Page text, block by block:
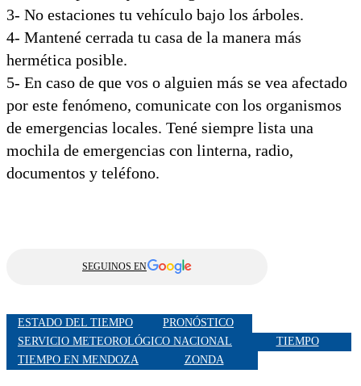
3- No estaciones tu vehículo bajo los árboles.
4- Mantené cerrada tu casa de la manera más
hermética posible.
5- En caso de que vos o alguien más se vea afectado
por este fenómeno, comunicate con los organismos
de emergencias locales. Tené siempre lista una
mochila de emergencias con linterna, radio,
documentos y teléfono.
SEGUINOS EN
ESTADO DEL TIEMPO
PRONÓSTICO
SERVICIO METEOROLÓGICO NACIONAL
TIEMPO
TIEMPO EN MENDOZA
ZONDA